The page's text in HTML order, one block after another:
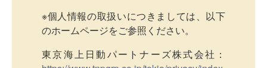
※個人情報の取扱いにつきましては、以下
のホームページをご参照ください。
東京海上日動パートナーズ株式会社：